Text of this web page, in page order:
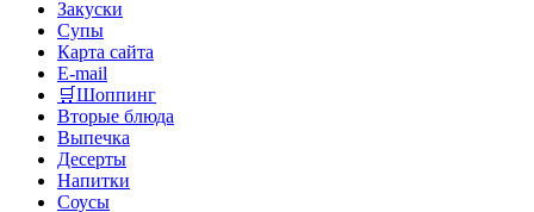
Закуски
Супы
Карта сайта
E-mail
🛒Шоппинг
Вторые блюда
Выпечка
Десерты
Напитки
Соусы